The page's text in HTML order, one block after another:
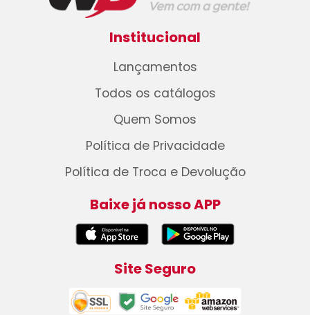
Institucional
Lançamentos
Todos os catálogos
Quem Somos
Política de Privacidade
Política de Troca e Devolução
Baixe já nosso APP
Site Seguro